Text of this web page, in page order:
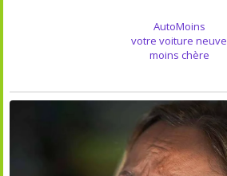
AutoMoins
votre voiture neuve
moins chère